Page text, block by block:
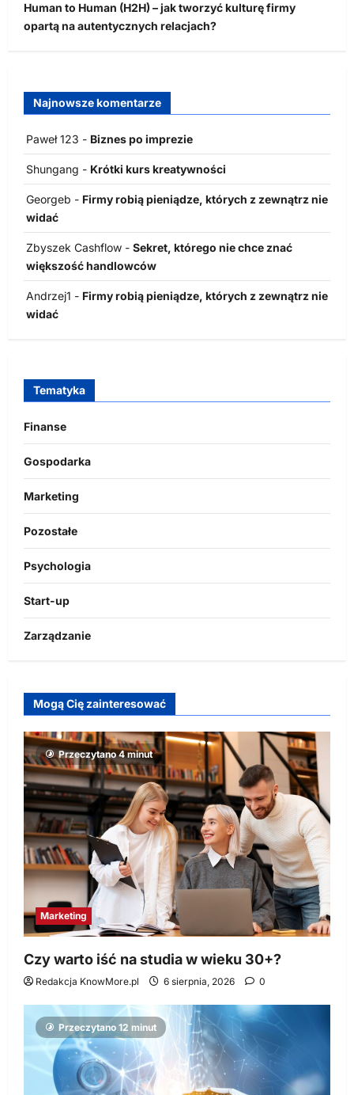
Human to Human (H2H) – jak tworzyć kulturę firmy
opartą na autentycznych relacjach?
Najnowsze komentarze
Paweł 123 - Biznes po imprezie
Shungang - Krótki kurs kreatywności
Georgeb - Firmy robią pieniądze, których z zewnątrz nie
widać
Zbyszek Cashflow - Sekret, którego nie chce znać
większość handlowców
Andrzej1 - Firmy robią pieniądze, których z zewnątrz nie
widać
Tematyka
Finanse
Gospodarka
Marketing
Pozostałe
Psychologia
Start-up
Zarządzanie
Mogą Cię zainteresować
Przeczytano 4 minut
Marketing
Czy warto iść na studia w wieku 30+?
Redakcja KnowMore.pl 6 sierpnia, 2026 0
Przeczytano 12 minut